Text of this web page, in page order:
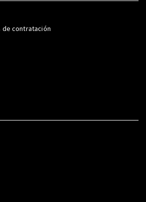
de contratación